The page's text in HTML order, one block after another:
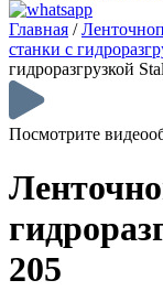
Главная /
станки с
гидроразгрузкой
Посмотрите
205